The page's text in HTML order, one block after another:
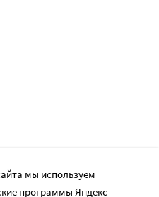
мы используем
программы Яндекс